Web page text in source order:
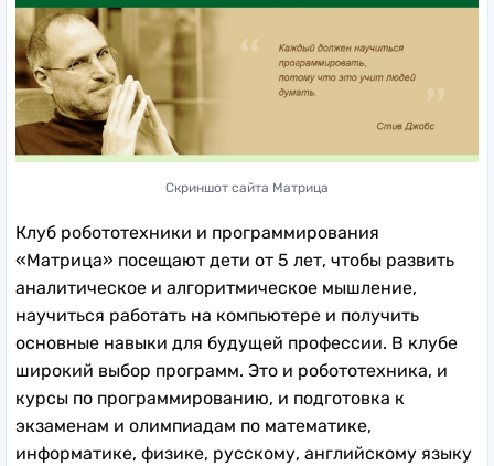
Скриншот сайта Матрица
Клуб робототехники и программирования
«Матрица» посещают дети от 5 лет, чтобы развить
аналитическое и алгоритмическое мышление,
научиться работать на компьютере и получить
основные навыки для будущей профессии. В клубе
широкий выбор программ. Это и робототехника, и
курсы по программированию, и подготовка к
экзаменам и олимпиадам по математике,
информатике, физике, русскому, английскому языку